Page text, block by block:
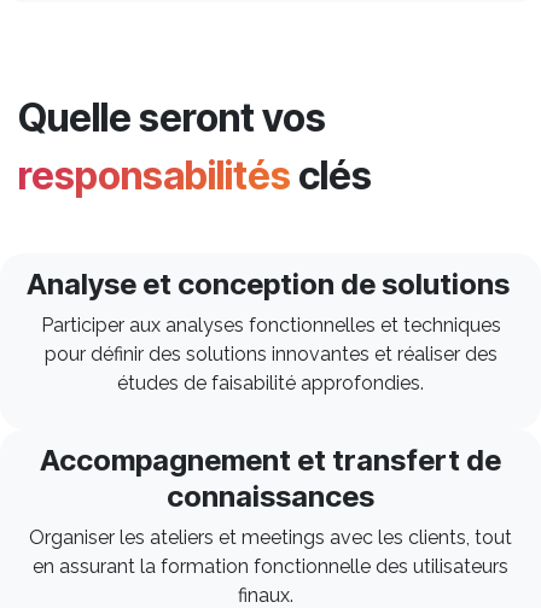
Quelle seront vos
responsabilités clés
Analyse et conception de solutions
Participer aux analyses fonctionnelles et techniques
pour définir des solutions innovantes et réaliser des
études de faisabilité approfondies.
Accompagnement et transfert de
connaissances
Organiser les ateliers et meetings avec les clients, tout
en assurant la formation fonctionnelle des utilisateurs
finaux.